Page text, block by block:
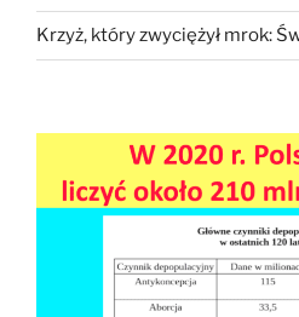
Krzyż, który zwyciężył mrok: